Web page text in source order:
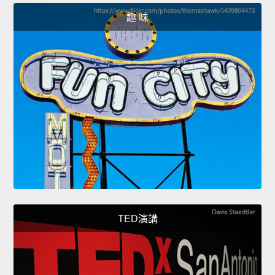
趣 味
TED演講